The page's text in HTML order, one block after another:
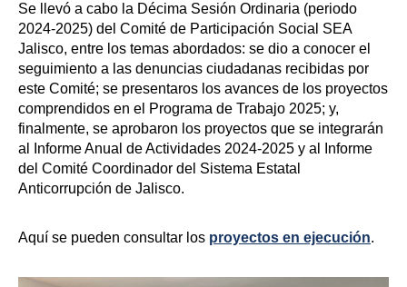
Se llevó a cabo la Décima Sesión Ordinaria (periodo
2024-2025) del Comité de Participación Social SEA
Jalisco, entre los temas abordados: se dio a conocer el
seguimiento a las denuncias ciudadanas recibidas por
este Comité; se presentaros los avances de los proyectos
comprendidos en el Programa de Trabajo 2025; y,
finalmente, se aprobaron los proyectos que se integrarán
al Informe Anual de Actividades 2024-2025 y al Informe
del Comité Coordinador del Sistema Estatal
Anticorrupción de Jalisco.
Aquí se pueden consultar los proyectos en ejecución.